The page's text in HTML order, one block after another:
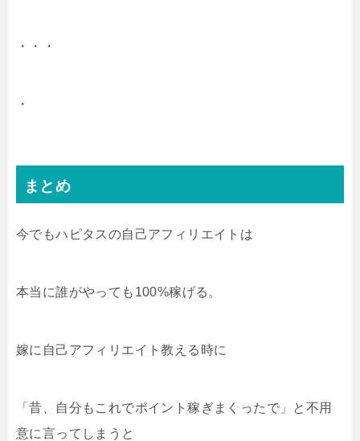
・・・
・
まとめ
今でもハピタスの自己アフィリエイトは
本当に誰がやっても100%稼げる。
嫁に自己アフィリエイト教える時に
「昔、自分もこれでポイント稼ぎまくったで」と不用
意に言ってしまうと